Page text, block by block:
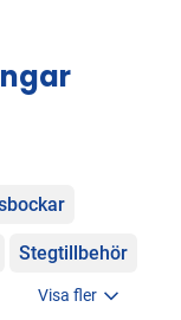
Stegtillbehör
Visa fler